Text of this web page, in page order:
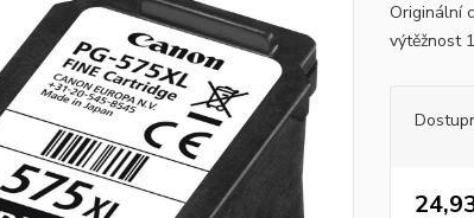
Originální
výtěžnost